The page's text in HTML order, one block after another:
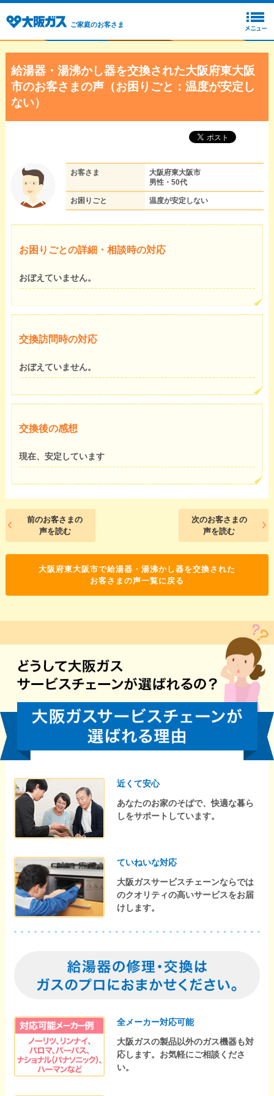
ご家庭のお客さま
給湯器・湯沸かし器を交換された大阪府東大阪
市のお客さまの声（お困りごと：温度が安定し
ない）
お客さま
大阪府東大阪市
男性・50代
お困りごと 温度が安定しない
お困りごとの詳細・相談時の対応
おぼえていません。
交換訪問時の対応
おぼえていません。
交換後の感想
現在、安定しています
前のお客さまの
声を読む
次のお客さまの
声を読む
大阪府東大阪市で給湯器・湯沸かし器を交換された
お客さまの声一覧に戻る
近くて安心
あなたのお家のそばで、快適な暮ら
しをサポートしています。
ていねいな対応
大阪ガスサービスチェーンならでは
のクオリティの高いサービスをお届
けします。
全メーカー対応可能
大阪ガスの製品以外のガス機器も対
応します。お気軽にご相談くださ
い。